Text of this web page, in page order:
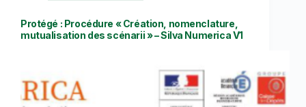
Protégé : Procédure « Création, nomenclature,
mutualisation des scénarii » – Silva Numerica V1